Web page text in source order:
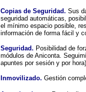
Copias de Seguridad. Sus
seguridad automáticas,
el mínimo espacio posible,
información de forma fácil y
Seguridad. Posibilidad de
módulos de Aniconta.
apuntes por sesión y por
Inmovilizado. Gestión